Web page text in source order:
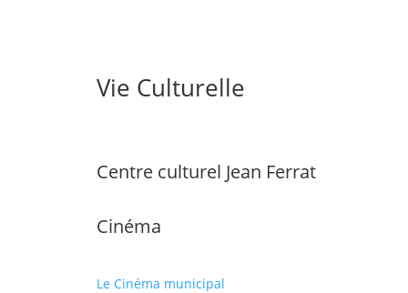
Vie Culturelle
Centre culturel Jean Ferrat
Cinéma
Le Cinéma municipal